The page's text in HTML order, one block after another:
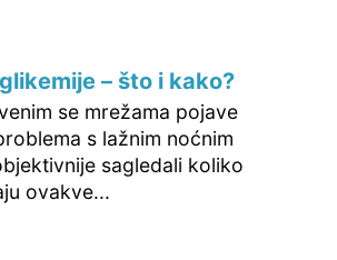
– što i kako?
se mrežama pojave
s lažnim noćnim
sagledali koliko
ovakve...